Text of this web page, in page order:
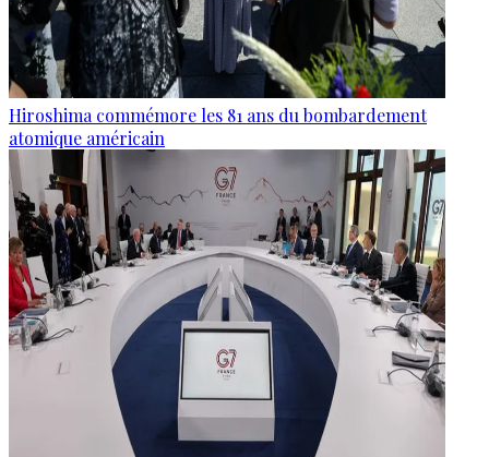
Hiroshima commémore les 81 ans du bombardement
atomique américain